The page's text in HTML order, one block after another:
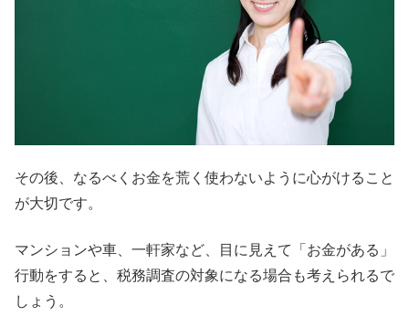
その後、なるべくお金を荒く使わないように心がけること
が大切です。
マンションや車、一軒家など、目に見えて「お金がある」
行動をすると、税務調査の対象になる場合も考えられるで
しょう。